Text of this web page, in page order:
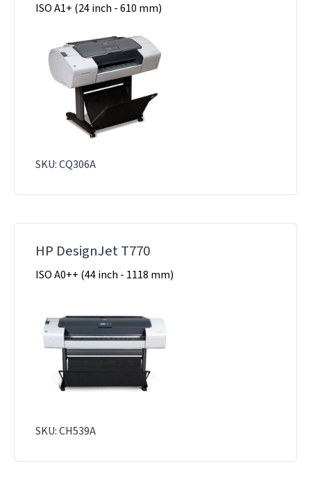
ISO A1+ (24 inch - 610 mm)
SKU: CQ306A
HP DesignJet T770
ISO A0++ (44 inch - 1118 mm)
SKU: CH539A